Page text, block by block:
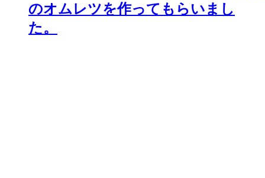
のオムレツを作ってもらいまし
た。